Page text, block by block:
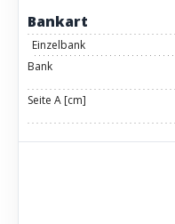
Bankart
Einzelbank
Bank
Seite A [cm]